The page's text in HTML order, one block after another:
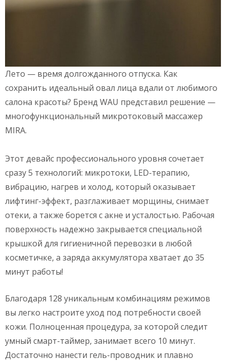
Лето — время долгожданного отпуска. Как
сохранить идеальный овал лица вдали от любимого
салона красоты? Бренд WAU представил решение —
многофункциональный микротоковый массажер
MIRA.
Этот девайс профессионального уровня сочетает
сразу 5 технологий: микротоки, LED-терапию,
вибрацию, нагрев и холод, который оказывает
лифтинг-эффект, разглаживает морщины, снимает
отеки, а также борется с акне и усталостью. Рабочая
поверхность надежно закрывается специальной
крышкой для гигиеничной перевозки в любой
косметичке, а заряда аккумулятора хватает до 35
минут работы!
Благодаря 128 уникальным комбинациям режимов
вы легко настроите уход под потребности своей
кожи. Полноценная процедура, за которой следит
умный смарт-таймер, занимает всего 10 минут.
Достаточно нанести гель-проводник и плавно